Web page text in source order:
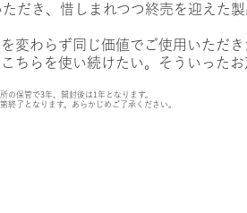
だき、惜しまれつつ終売を迎えた
変わらず同じ価値でご使用いただき
ちらを使い続けたい。そういった
保管で3年、開封後は1年となります。
了となります。あらかじめご了承ください。